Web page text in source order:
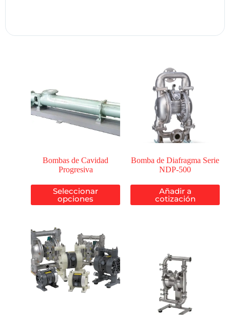
Bombas de Cavidad
Progresiva
Seleccionar
opciones
Bomba de Diafragma Serie
NDP-500
Añadir a
cotización